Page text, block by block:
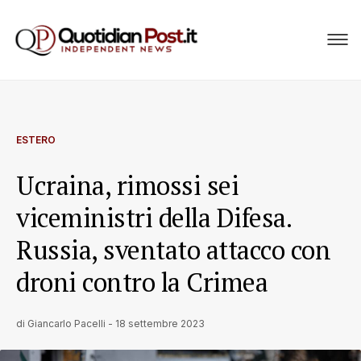
ESTERO
Ucraina, rimossi sei
viceministri della Difesa.
Russia, sventato attacco con
droni contro la Crimea
di Giancarlo Pacelli - 18 settembre 2023